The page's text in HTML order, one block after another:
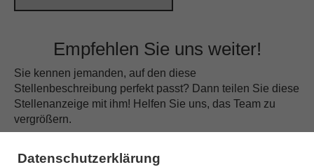
Empfehlen Sie uns weiter!
Sie kennen jemanden, auf den diese
Stellenbeschreibung perfekt passt? Dann teilen Sie diese
Stellenanzeige mit ihm! Helfen Sie uns, das Team zu
vergrößern.
Datenschutzerklärung